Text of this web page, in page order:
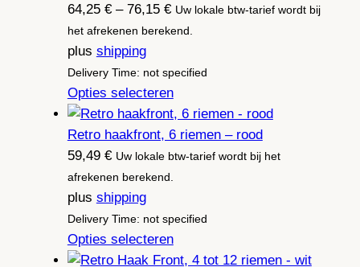
64,25 € – 76,15 €Prijsklasse:
64,25 €
76,15 €
Uw lokale btw-tarief wordt bij
het afrekenen berekend.
plus shipping
Delivery Time: not specified
Opties selecteren
Retro haakfront, 6 riemen – rood
59,49 € Uw lokale btw-tarief wordt bij het
afrekenen berekend.
plus shipping
Delivery Time: not specified
Opties selecteren